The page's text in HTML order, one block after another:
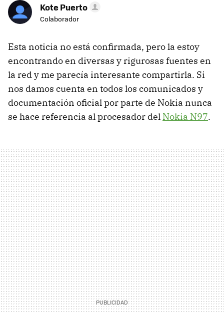
Kote Puerto
Colaborador
Esta noticia no está confirmada, pero la estoy
encontrando en diversas y rigurosas fuentes en
la red y me parecía interesante compartirla. Si
nos damos cuenta en todos los comunicados y
documentación oficial por parte de Nokia nunca
se hace referencia al procesador del Nokia N97.